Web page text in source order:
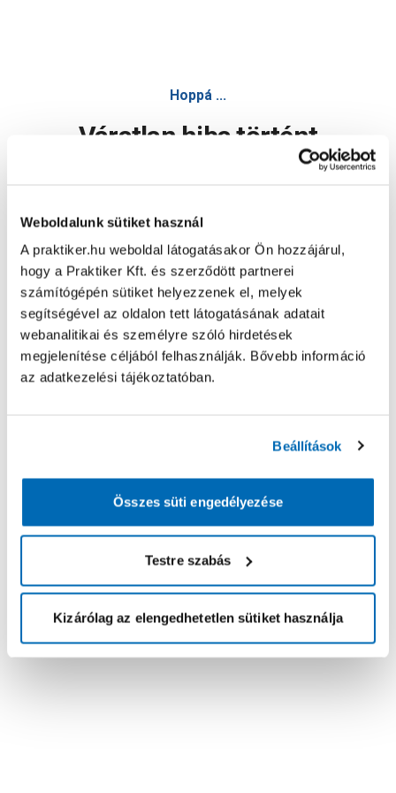
Weboldalunk sütiket használ
A praktiker.hu weboldal látogatásakor Ön hozzájárul,
hogy a Praktiker Kft. és szerződött partnerei
számítógépén sütiket helyezzenek el, melyek
segítségével az oldalon tett látogatásának adatait
webanalitikai és személyre szóló hirdetések
megjelenítése céljából felhasználják. Bővebb információ
az adatkezelési tájékoztatóban.
Beállítások
Összes süti engedélyezése
Testre szabás
Kizárólag az elengedhetetlen sütiket használja
Hoppá ...
Váratlan hiba történt
Oldal újratöltése